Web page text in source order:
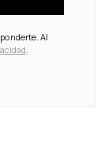
Al
.